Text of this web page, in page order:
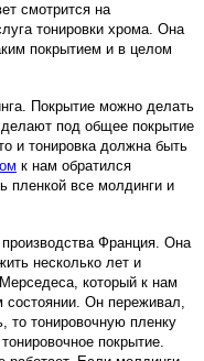
смотрится на
тонировки хрома. Она
покрытием и в целом
Покрытие можно делать
под общее покрытие
и тонировка должна быть
к нам обратился
пленкой все молдинги и
Франция. Она
несколько лет и
который к нам
Он переживал,
то тонировочную пленку
покрытие.